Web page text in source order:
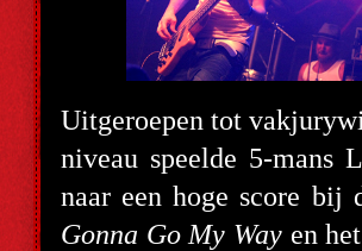
Uitgeroepen tot
niveau speelde 5-
naar een hoge score
Gonna Go My Wayen